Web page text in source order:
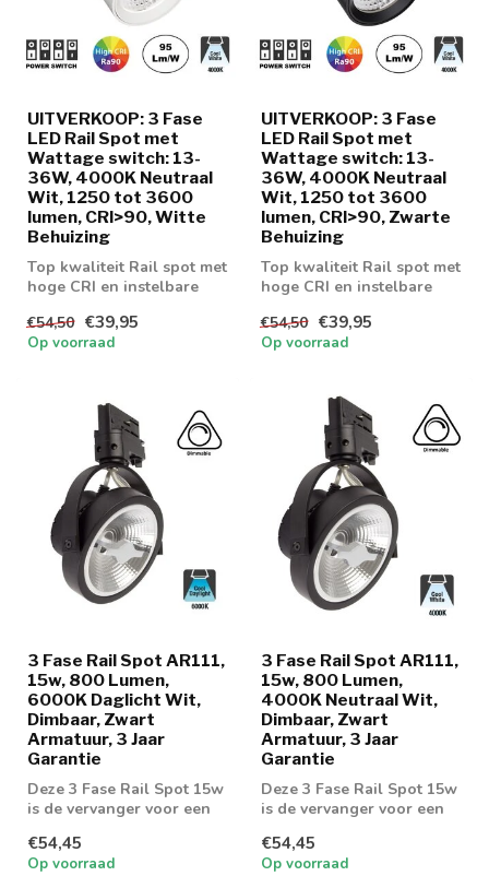
UITVERKOOP: 3 Fase
LED Rail Spot met
Wattage switch: 13-
36W, 4000K Neutraal
Wit, 1250 tot 3600
lumen, CRI>90, Witte
Behuizing
Top kwaliteit Rail spot met
hoge CRI en instelbare
€54,50 €39,95
Op voorraad
UITVERKOOP: 3 Fase
LED Rail Spot met
Wattage switch: 13-
36W, 4000K Neutraal
Wit, 1250 tot 3600
lumen, CRI>90, Zwarte
Behuizing
Top kwaliteit Rail spot met
hoge CRI en instelbare
€54,50 €39,95
Op voorraad
3 Fase Rail Spot AR111,
15w, 800 Lumen,
6000K Daglicht Wit,
Dimbaar, Zwart
Armatuur, 3 Jaar
Garantie
Deze 3 Fase Rail Spot 15w
is de vervanger voor een
€54,45
Op voorraad
3 Fase Rail Spot AR111,
15w, 800 Lumen,
4000K Neutraal Wit,
Dimbaar, Zwart
Armatuur, 3 Jaar
Garantie
Deze 3 Fase Rail Spot 15w
is de vervanger voor een
€54,45
Op voorraad